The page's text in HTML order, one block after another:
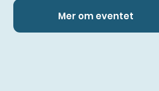
Mer om eventet